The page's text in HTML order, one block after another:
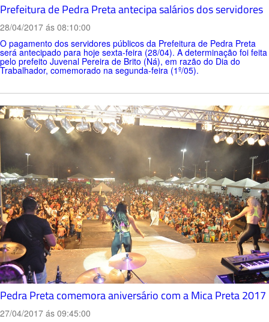
Prefeitura de Pedra Preta antecipa salários dos servidores
28/04/2017 ás 08:10:00
O pagamento dos servidores públicos da Prefeitura de Pedra Preta
será antecipado para hoje sexta-feira (28/04). A determinação foi feita
pelo prefeito Juvenal Pereira de Brito (Ná), em razão do Dia do
Trabalhador, comemorado na segunda-feira (1º/05).
Pedra Preta comemora aniversário com a Mica Preta 2017
27/04/2017 ás 09:45:00